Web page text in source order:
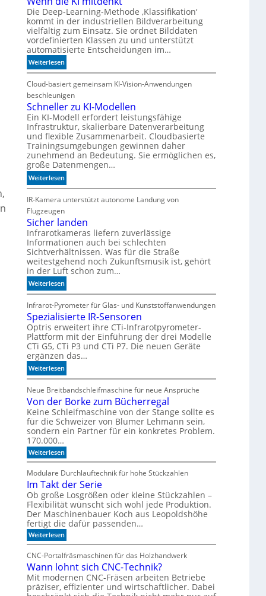
Die Deep-Learning-Methode ‚Klassifikation‘
kommt in der industriellen Bildverarbeitung
vielfältig zum Einsatz. Sie ordnet Bilddaten
vordefinierten Klassen zu und unterstützt
automatisierte Entscheidungen im…
Weiterlesen:
W
e
n
n
d
i
e
K
I
m
i
t
d
e
n
k
t
Cloud-basiert gemeinsam KI-Vision-Anwendungen
beschleunigen
Schneller zu KI-Modellen
Ein KI-Modell erfordert leistungsfähige
Infrastruktur, skalierbare Datenverarbeitung
und flexible Zusammenarbeit. Cloudbasierte
Trainingsumgebungen gewinnen daher
zunehmend an Bedeutung. Sie ermöglichen es,
große Datenmengen…
Weiterlesen:
S
c
h
n
e
l
l
e
r
z
u
K
I
-
M
o
d
e
l
l
e
n
IR-Kamera unterstützt autonome Landung von
Flugzeugen
Sicher landen
Infrarotkameras liefern zuverlässige
Informationen auch bei schlechten
Sichtverhältnissen. Was für die Straße
weitestgehend noch Zukunftsmusik ist, gehört
in der Luft schon zum…
Weiterlesen:
S
i
c
h
e
r
a
n
d
e
n
Infrarot-Pyrometer für Glas- und Kunststoffanwendungen
Spezialisierte IR-Sensoren
Optris erweitert ihre CTi-Infrarotpyrometer-
Plattform mit der Einführung der drei Modelle
CTi G5, CTi P3 und CTi P7. Die neuen Geräte
ergänzen das…
Weiterlesen:
S
p
e
z
i
a
i
s
i
e
t
e
I
R
S
e
n
s
Neue Breitbandschleifmaschine für neue Ansprüche
Von der Borke zum Bücherregal
Keine Schleifmaschine von der Stange sollte es
für die Schweizer von Blumer Lehmann sein,
sondern ein Partner für ein konkretes Problem.
170.000…
Weiterlesen:
V
n
d
e
r
B
o
r
k
e
z
u
m
B
ü
c
Modulare Durchlauftechnik für hohe Stückzahlen
Im Takt der Serie
Ob große Losgrößen oder kleine Stückzahlen –
Flexibilität wünscht sich wohl jede Produktion.
Der Maschinenbauer Koch aus Leopoldshöhe
fertigt die dafür passenden…
Weiterlesen:
I
m
T
a
k
t
d
CNC-Portalfräsmaschinen für das Holzhandwerk
Wann lohnt sich CNC-Technik?
Mit modernen CNC-Fräsen arbeiten Betriebe
präziser, effizienter und wirtschaftlicher. Dabei